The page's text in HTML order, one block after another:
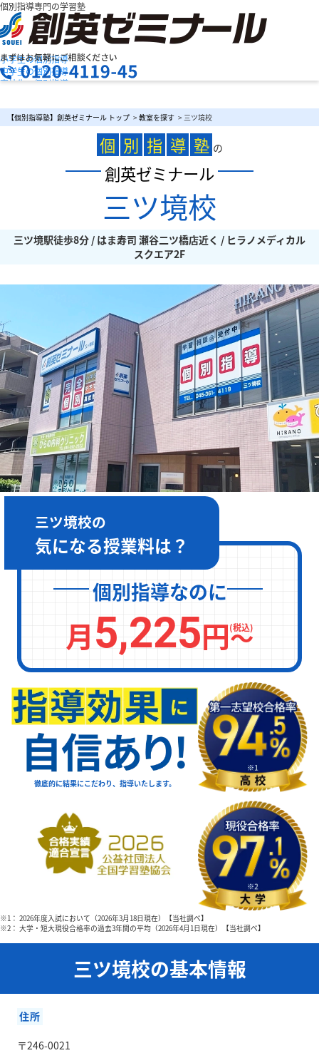
個別指導専門の学習塾
資料請求
小学生の個別指導
中学生の個別指導
高校生の個別指導
授業料を知りたい
教室検索
［月～金］10:00～22:00 / ［土日］10:00～19:00
【個別指導塾】創英ゼミナール トップ > 教室を探す > 三ツ境校
個 別 指 導 塾 の
創英ゼミナール
三ツ境校
三ツ境駅徒歩8分 / はま寿司 瀬谷二ツ橋店近く / ヒラノメディカル
スクエア2F
三ツ境校の
気になる授業料は？
個別指導なのに
月5,225円〜
(税込)
徹底的に結果にこだわり、指導いたします。
※1： 2026年度入試において（2026年3月18日現在）【当社調べ】
※2： 大学・短大現役合格率の過去3年間の平均（2026年4月1日現在）【当社調べ】
三ツ境校の基本情報
住所
〒246-0021